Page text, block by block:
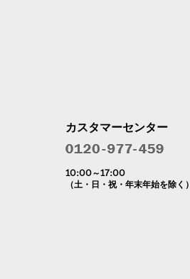
カスタマーセンター
10:00～17:00
（土・日・祝・年末年始を除く）